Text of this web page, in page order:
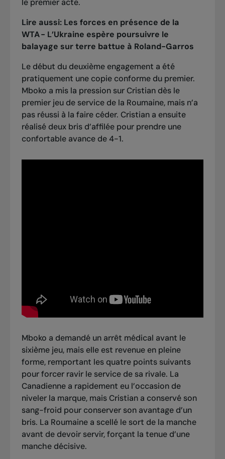
le premier acte.
Lire aussi: Les forces en présence de la
WTA - L’Ukraine espère poursuivre le
balayage sur terre battue à Roland-Garros
Le début du deuxième engagement a été
pratiquement une copie conforme du premier.
Mboko a mis la pression sur Cristian dès le
premier jeu de service de la Roumaine, mais n’a
pas réussi à la faire céder. Cristian a ensuite
réalisé deux bris d’affilée pour prendre une
confortable avance de 4-1.
Mboko a demandé un arrêt médical avant le
sixième jeu, mais elle est revenue en pleine
forme, remportant les quatre points suivants
pour forcer ravir le service de sa rivale. La
Canadienne a rapidement eu l’occasion de
niveler la marque, mais Cristian a conservé son
sang-froid pour conserver son avantage d’un
bris. La Roumaine a scellé le sort de la manche
avant de devoir servir, forçant la tenue d’une
manche décisive.